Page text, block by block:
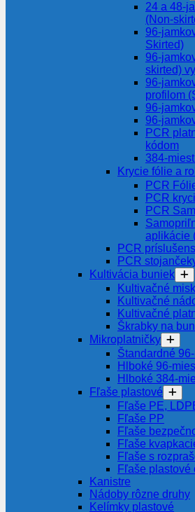
24 a 48-
(Non-
96-
Skirted)
96-
skirted)
96-
profilom
96-
96-
PCR
kódom
384-
Krycie fólie a
PCR
PCR
PCR
aplikácie
PCR
PCR
Kultivácia buniek
Kultivačné
Kultivačné
Kultivačné
Škrabky na
Mikroplatničky
Štandardné
Hlboké 96-
Hlboké 384-
Fľaše plastové
Fľaše PE,
Fľaše PP
Fľaše
Fľaše
Fľaše s
Fľaše plastové
Kanistre
Nádoby rôzne druhy
Kelímky plastové